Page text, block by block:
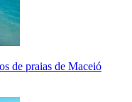
de praias de Maceió